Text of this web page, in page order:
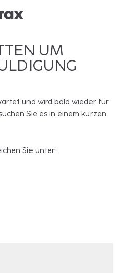
UM
und wird bald wieder für
Sie es in einem kurzen
Sie unter: